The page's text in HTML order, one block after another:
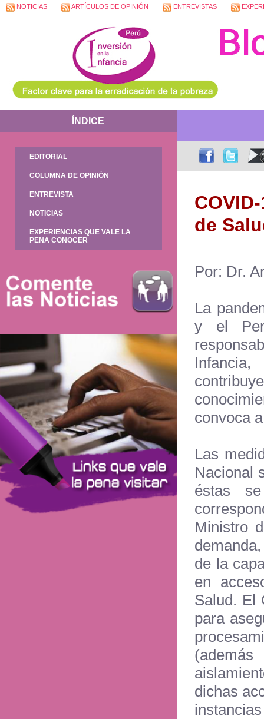
NOTICIAS ARTÍCULOS DE OPINIÓN ENTREVISTAS
ÍNDICE
EDITORIAL
COLUMNA DE OPINIÓN
ENTREVISTA
NOTICIAS
EXPERIENCIAS QUE VALE LA
PENA CONOCER
de
Por: Dr.
La
y el
convoca
Las
Nacional
éstas
Ministro
de la
en
Salud. El
para
dichas